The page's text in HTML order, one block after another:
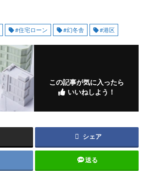
#住宅ローン #幻冬舎 #港区
この記事が気に入ったら
いいねしよう！
シェア
送る